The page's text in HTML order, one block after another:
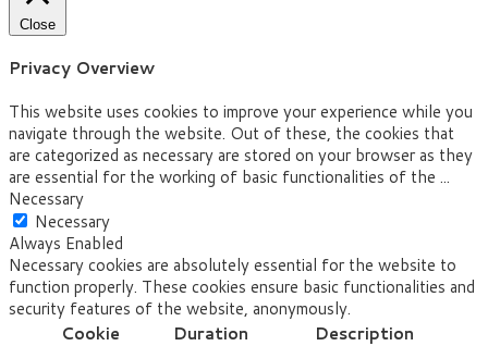
Close
Privacy Overview
This website uses cookies to improve your experience while you
navigate through the website. Out of these, the cookies that
are categorized as necessary are stored on your browser as they
are essential for the working of basic functionalities of the ...
Necessary
Necessary
Always Enabled
Necessary cookies are absolutely essential for the website to
function properly. These cookies ensure basic functionalities and
security features of the website, anonymously.
Cookie
Duration Description